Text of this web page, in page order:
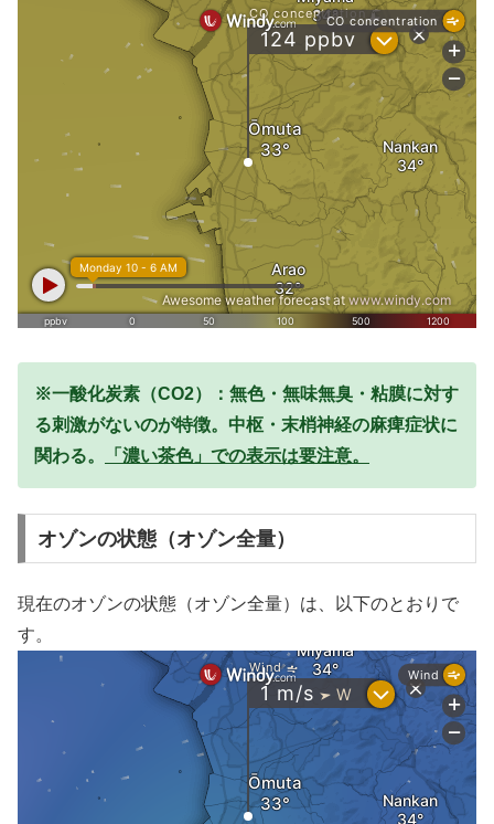
※一酸化炭素（CO2）：無色・無味無臭・粘膜に対す
る刺激がないのが特徴。中枢・末梢神経の麻痺症状に
関わる。
「濃い茶色」での表示は要注意。
オゾンの状態（オゾン全量）
現在のオゾンの状態（オゾン全量）は、以下のとおりで
す。